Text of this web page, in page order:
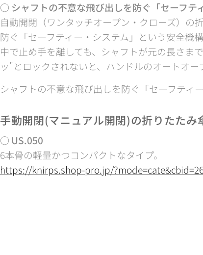
○ シャフトの不意な飛び出しを防ぐ「セーフテ
自動開閉（ワンタッチオープン・クローズ）の
防ぐ「セーフティー・システム」という安全機
中で止め手を離しても、シャフトが元の長さま
ッ"とロックされないと、ハンドルのオートオー
シャフトの不意な飛び出しを防ぐ「セーフティー
手動開閉(マニュアル開閉)の折りたたみ
○ US.050
6本骨の軽量かつコンパクトなタイプ。
https://knirps.shop-pro.jp/